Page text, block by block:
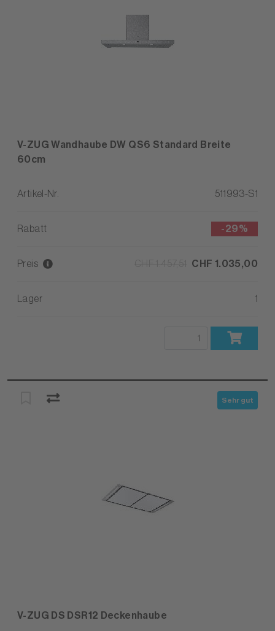
V-ZUG Wandhaube DW QS6 Standard Breite
60cm
Artikel-Nr. 511993-S1
Rabatt -29%
Preis CHF 1.035,00
Lager 1
Sehr gut
V-ZUG DS DSR12 Deckenhaube